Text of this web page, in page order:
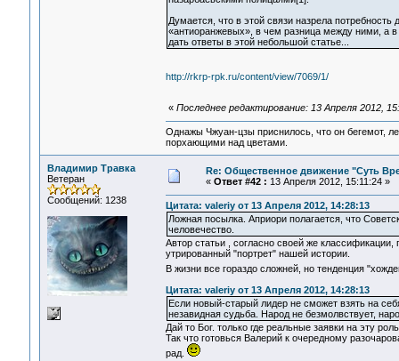
Думается, что в этой связи назрела
«антиоранжевых», в чем разница между ними, а
дать ответы в этой небольшой статье...
http://rkrp-rpk.ru/content/view/7069/1/
« Последнее редактирование: 13 Апреля 2012,
Однажы Чжуан-цзы приснилось, что он бегемот,
порхающими над цветами.
Владимир Травка
Ветеран
Сообщений: 1238
Re: Общественное движение "Суть
« Ответ #42 : 13 Апреля 2012, 15:11:24 »
Цитата: valeriy от 13 Апреля 2012, 14:28:13
Ложная посылка. Априори полагается, что
человечество.
Автор статьи , согласно своей же
утрированный "портрет" нашей истории.
В жизни все гораздо сложней, но тенденция
Цитата: valeriy от 13 Апреля 2012, 14:28:13
Если новый-старый лидер не сможет взять на
незавидная судьба. Народ не безмолвствует,
Дай то Бог. только где реальные заявки на эту
Так что готовься Валерий к очередному
рад.